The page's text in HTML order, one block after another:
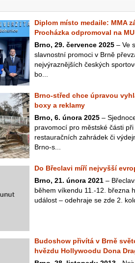
Diplom místo medaile: MMA
Procházka odpromoval na
Brno, 29. července 2025 – Ve
slavnostní promoci v Brně
nejvýraznějších českých
bo...
Brno-střed chce úpravou
boxy a reklamy
Brno, 6. února 2025 –
pravomocí pro městské části
restauračních zahrádek či
Brno-s...
Do Břeclavi míří nejvyšší
Brno, 21. února 2021 –
během víkendu 11.-12. března
událost – odehraje se zde 2.
Budoshow přivítá v Brně
hvězdu Hollywoodu Dona